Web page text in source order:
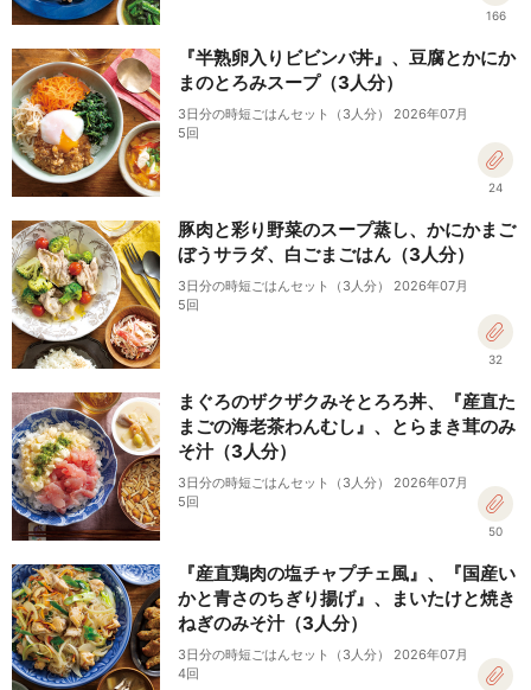
166
『半熟卵入りビビンバ丼』、豆腐とかにか
まのとろみスープ（3人分）
3日分の時短ごはんセット（3人分） 2026年07月
5回
24
豚肉と彩り野菜のスープ蒸し、かにかまご
ぼうサラダ、白ごまごはん（3人分）
3日分の時短ごはんセット（3人分） 2026年07月
5回
32
まぐろのザクザクみそとろろ丼、『産直た
まごの海老茶わんむし』、とらまき茸のみ
そ汁（3人分）
3日分の時短ごはんセット（3人分） 2026年07月
5回
50
『産直鶏肉の塩チャプチェ風』、『国産い
かと青さのちぎり揚げ』、まいたけと焼き
ねぎのみそ汁（3人分）
3日分の時短ごはんセット（3人分） 2026年07月
4回